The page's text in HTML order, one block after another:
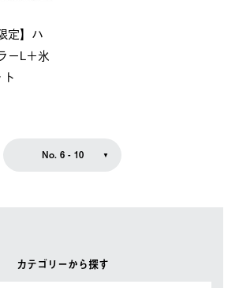
カテゴリーから探す
定】ハ
ーL＋氷
No. 6 - 10